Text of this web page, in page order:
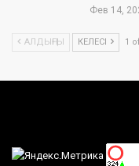
Фев 14,
АЛДЫҢҒЫ КЕЛЕСІ 1